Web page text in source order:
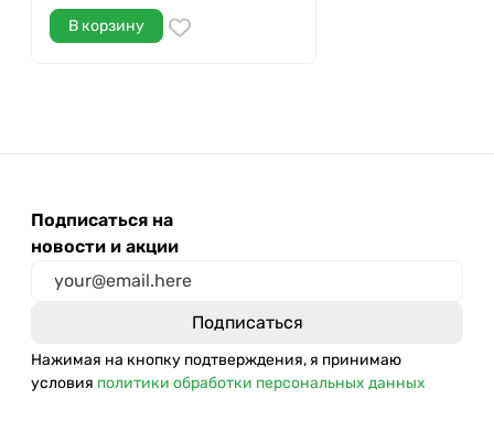
В корзину
Подписаться на
новости и акции
Нажимая на кнопку подтверждения, я принимаю
условия политики обработки персональных данных